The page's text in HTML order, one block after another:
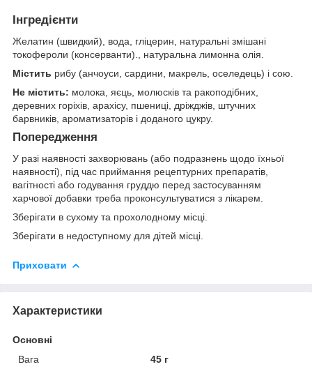
Інгредієнти
Желатин (швидкий), вода, гліцерин, натуральні змішані
токофероли (консерванти)., натуральна лимонна олія.
Містить рибу (анчоуси, сардини, макрель, оселедець) і сою.
Не містить: молока, яєць, молюсків та ракоподібних,
деревних горіхів, арахісу, пшениці, дріжджів, штучних
барвників, ароматизаторів і доданого цукру.
Попередження
У разі наявності захворювань (або подразнень щодо їхньої
наявності), під час приймання рецептурних препаратів,
вагітності або годування груддю перед застосуванням
харчової добавки треба проконсультуватися з лікарем.
Зберігати в сухому та прохолодному місці.
Зберігати в недоступному для дітей місці.
Приховати
Характеристики
Основні
Вага
45 г